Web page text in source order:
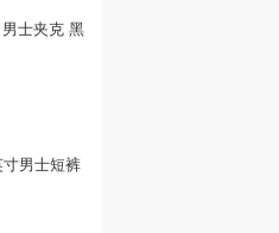
士夹克 黑
男士短裤